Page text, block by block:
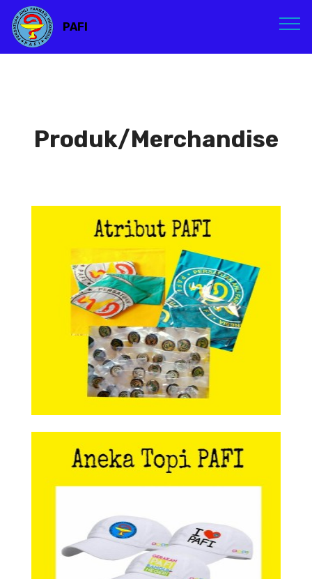
PAFI
Produk/Merchandise
Atribut PAFI
Atribut PAFI
Aneka Topi PAFI